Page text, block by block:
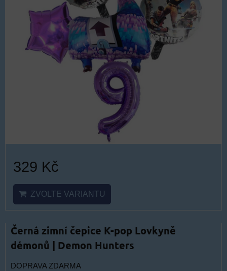
329 Kč
ZVOLTE VARIANTU
Černá zimní čepice K-pop Lovkyně
démonů | Demon Hunters
DOPRAVA ZDARMA